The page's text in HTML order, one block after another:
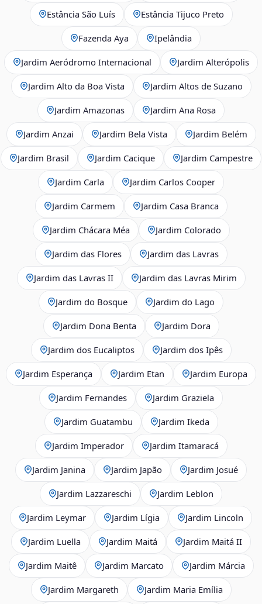
Estância São Luís Estância Tijuco Preto
Fazenda Aya Ipelândia
Jardim Aeródromo Internacional Jardim Alterópolis
Jardim Alto da Boa Vista Jardim Altos de Suzano
Jardim Amazonas Jardim Ana Rosa
Jardim Anzai Jardim Bela Vista Jardim Belém
Jardim Brasil Jardim Cacique Jardim Campestre
Jardim Carla Jardim Carlos Cooper
Jardim Carmem Jardim Casa Branca
Jardim Chácara Méa Jardim Colorado
Jardim das Flores Jardim das Lavras
Jardim das Lavras II Jardim das Lavras Mirim
Jardim do Bosque Jardim do Lago
Jardim Dona Benta Jardim Dora
Jardim dos Eucaliptos Jardim dos Ipês
Jardim Esperança Jardim Etan Jardim Europa
Jardim Fernandes Jardim Graziela
Jardim Guatambu Jardim Ikeda
Jardim Imperador Jardim Itamaracá
Jardim Janina Jardim Japão Jardim Josué
Jardim Lazzareschi Jardim Leblon
Jardim Leymar Jardim Lígia Jardim Lincoln
Jardim Luella Jardim Maitá Jardim Maitá II
Jardim Maitê Jardim Marcato Jardim Márcia
Jardim Margareth Jardim Maria Emília